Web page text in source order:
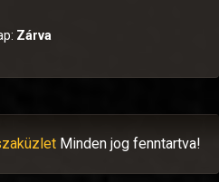
Zárva
Minden jog fenntartva!